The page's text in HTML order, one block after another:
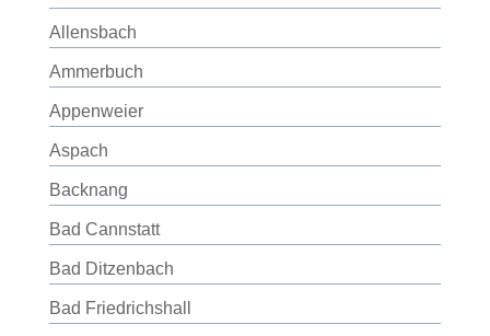
Allensbach
Ammerbuch
Appenweier
Aspach
Backnang
Bad Cannstatt
Bad Ditzenbach
Bad Friedrichshall